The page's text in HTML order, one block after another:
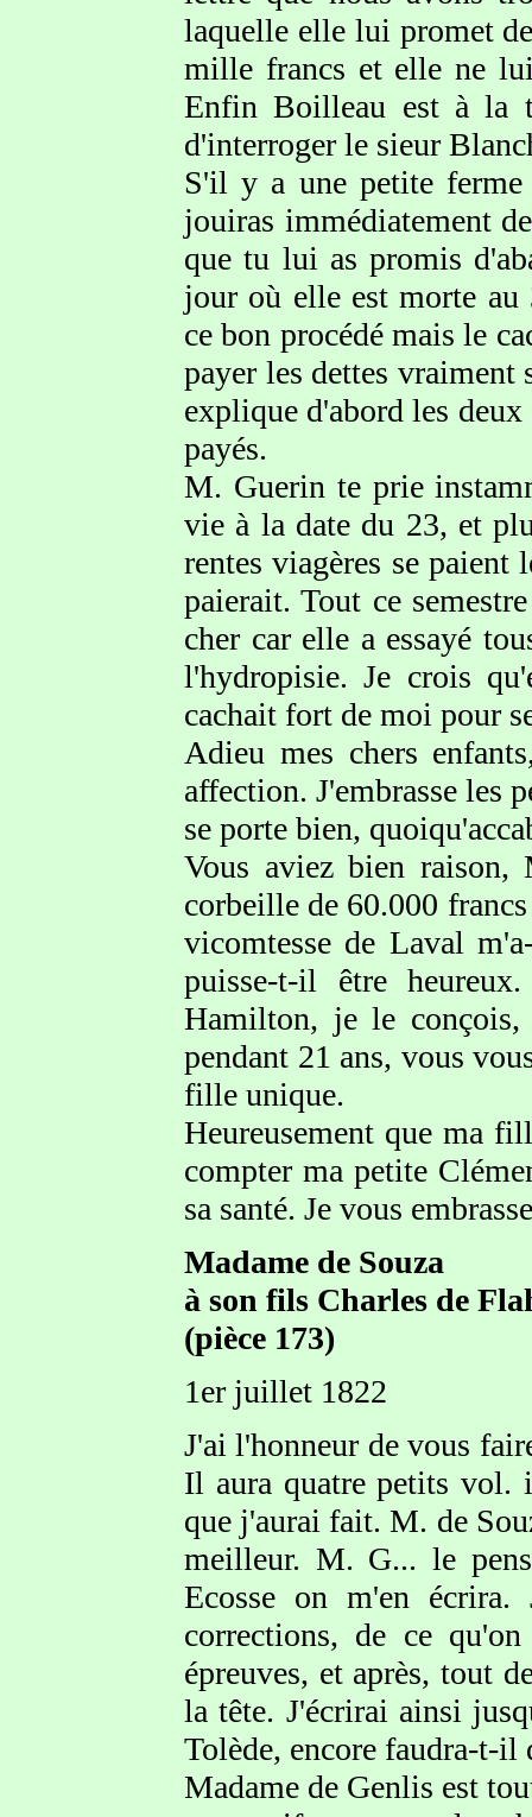
laquelle elle lui promet
mille francs et elle ne
Enfin Boilleau est à la
d'interroger le sieur
S'il y a une petite
jouiras immédiatement
que tu lui as promis
jour où elle est morte
ce bon procédé mais le
payer les dettes vraiment
explique d'abord les
payés.
M. Guerin te prie
vie à la date du 23, et
rentes viagères se
paierait. Tout ce
cher car elle a essayé
l'hydropisie. Je crois
cachait fort de moi pour
Adieu mes chers
affection. J'embrasse les
se porte bien,
Vous aviez bien raison,
corbeille de 60.000
vicomtesse de Laval
puisse-t-il être
Hamilton, je le
pendant 21 ans, vous
fille unique.
Heureusement que ma
compter ma petite
sa santé. Je vous
Madame de Souza
à son fils Charles de
(pièce 173)
1er juillet 1822
J'ai l'honneur de vous
Il aura quatre petits vol.
que j'aurai fait. M. de
meilleur. M. G... le
Ecosse on m'en
corrections, de ce
épreuves, et après, tout
la tête. J'écrirai ainsi
Tolède, encore faudra-t-
Madame de Genlis est